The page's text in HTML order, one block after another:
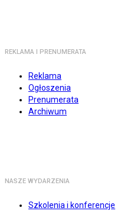
REKLAMA I PRENUMERATA
Reklama
Ogłoszenia
Prenumerata
Archiwum
NASZE WYDARZENIA
Szkolenia i konferencje